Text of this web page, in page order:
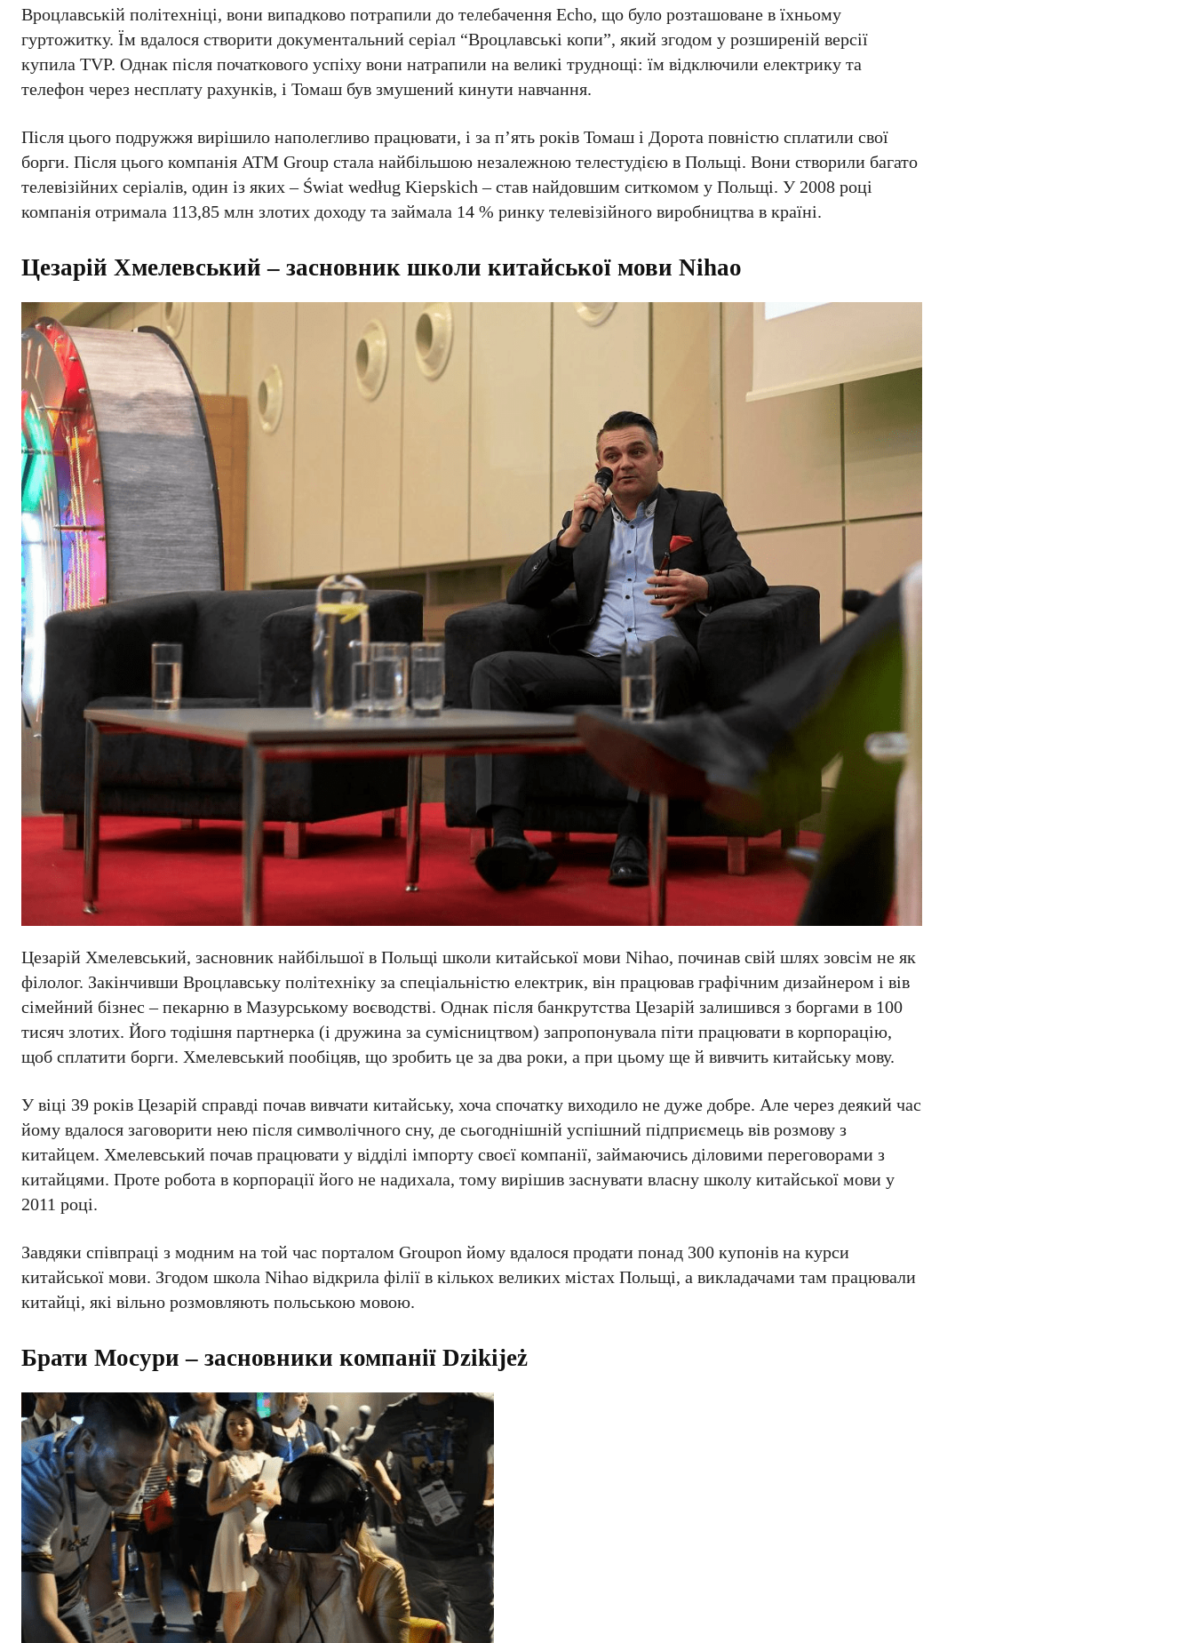
Вроцлавській політехніці, вони випадково потрапили до телебачення Echo, що було розташоване в їхньому
гуртожитку. Їм вдалося створити документальний серіал “Вроцлавські копи”, який згодом у розширеній версії
купила TVP. Однак після початкового успіху вони натрапили на великі труднощі: їм відключили електрику та
телефон через несплату рахунків, і Томаш був змушений кинути навчання.
Після цього подружжя вирішило наполегливо працювати, і за п’ять років Томаш і Дорота повністю сплатили свої
борги. Після цього компанія ATM Group стала найбільшою незалежною телестудією в Польщі. Вони створили багато
телевізійних серіалів, один із яких – Świat według Kiepskich – став найдовшим ситкомом у Польщі. У 2008 році
компанія отримала 113,85 млн злотих доходу та займала 14 % ринку телевізійного виробництва в країні.
Цезарій Хмелевський – засновник школи китайської мови Nihao
Цезарій Хмелевський, засновник найбільшої в Польщі школи китайської мови Nihao, починав свій шлях зовсім не як
філолог. Закінчивши Вроцлавську політехніку за спеціальністю електрик, він працював графічним дизайнером і вів
сімейний бізнес – пекарню в Мазурському воєводстві. Однак після банкрутства Цезарій залишився з боргами в 100
тисяч злотих. Його тодішня партнерка (і дружина за сумісництвом) запропонувала піти працювати в корпорацію,
щоб сплатити борги. Хмелевський пообіцяв, що зробить це за два роки, а при цьому ще й вивчить китайську мову.
У віці 39 років Цезарій справді почав вивчати китайську, хоча спочатку виходило не дуже добре. Але через деякий час
йому вдалося заговорити нею після символічного сну, де сьогоднішній успішний підприємець вів розмову з
китайцем. Хмелевський почав працювати у відділі імпорту своєї компанії, займаючись діловими переговорами з
китайцями. Проте робота в корпорації його не надихала, тому вирішив заснувати власну школу китайської мови у
2011 році.
Завдяки співпраці з модним на той час порталом Groupon йому вдалося продати понад 300 купонів на курси
китайської мови. Згодом школа Nihao відкрила філії в кількох великих містах Польщі, а викладачами там працювали
китайці, які вільно розмовляють польською мовою.
Брати Мосури – засновники компанії Dzikijeż